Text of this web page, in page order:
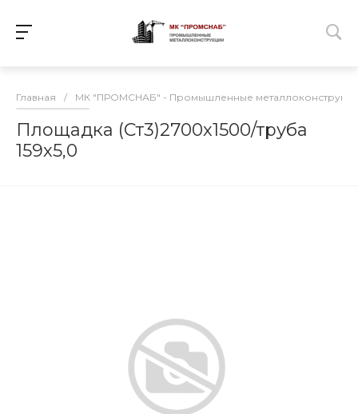
Главная / МК "ПРОМСНАБ" - Промышленные
Площадка (Ст3)2700х1500/труба
159х5,0